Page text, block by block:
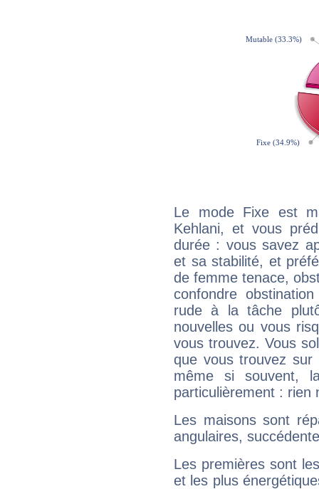
Le mode Fixe est
Kehlani, et vous
durée : vous savez
et sa stabilité, et
de femme tenace,
confondre
rude à la tâche
nouvelles ou vous
vous trouvez. Vous
que vous trouvez
même si souvent,
particulièrement : rien
Les maisons sont
angulaires,
Les premières sont
et les plus